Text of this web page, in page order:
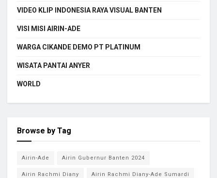
VIDEO KLIP INDONESIA RAYA VISUAL BANTEN
VISI MISI AIRIN-ADE
WARGA CIKANDE DEMO PT PLATINUM
WISATA PANTAI ANYER
WORLD
Browse by Tag
Airin-Ade Airin Gubernur Banten 2024
Airin Rachmi Diany Airin Rachmi Diany-Ade Sumardi